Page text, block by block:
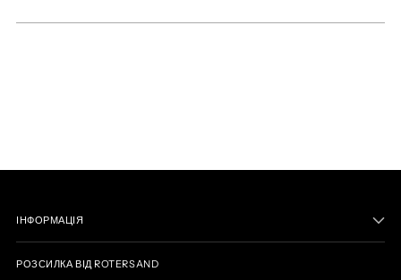
ІНФОРМАЦІЯ
РОЗСИЛКА ВІД ROTERSAND